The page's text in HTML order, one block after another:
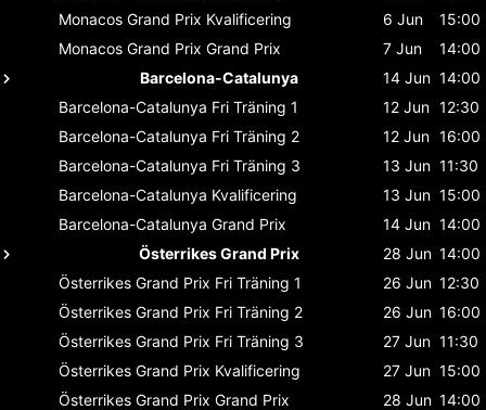
Monacos Grand Prix Kvalificering 6 Jun
15:00
Monacos Grand Prix Grand Prix 7 Jun
14:00
Barcelona-Catalunya
14 Jun 14:00
Barcelona-Catalunya Fri Träning 1 12 Jun 12:30
Barcelona-Catalunya Fri Träning 2 12 Jun 16:00
Barcelona-Catalunya Fri Träning 3 13 Jun 11:30
Barcelona-Catalunya Kvalificering 13 Jun 15:00
Barcelona-Catalunya Grand Prix 14 Jun 14:00
Österrikes Grand Prix
28 Jun 14:00
Österrikes Grand Prix Fri Träning 1 26 Jun 12:30
Österrikes Grand Prix Fri Träning 2 26 Jun 16:00
Österrikes Grand Prix Fri Träning 3 27 Jun 11:30
Österrikes Grand Prix Kvalificering 27 Jun 15:00
Österrikes Grand Prix Grand Prix 28 Jun 14:00